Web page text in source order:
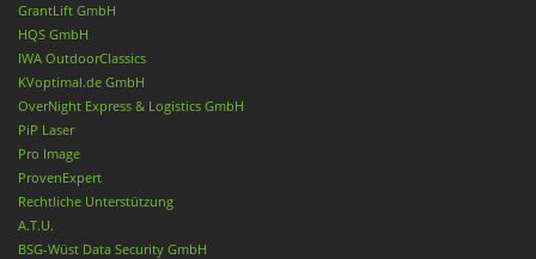
GrantLift GmbH
HQS GmbH
IWA OutdoorClassics
KVoptimal.de GmbH
OverNight Express & Logistics GmbH
PiP Laser
Pro Image
ProvenExpert
Rechtliche Unterstützung
A.T.U.
BSG-Wüst Data Security GmbH